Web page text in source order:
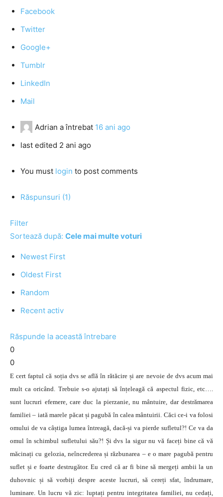
Facebook
Twitter
Google+
Tumblr
LinkedIn
Mail
Adrian a întrebat 16 ani ago
last edited 2 ani ago
You must login to post comments
Răspunsuri (1)
Filter
Sortează după: Cele mai multe voturi
Newest First
Oldest First
Random
Recent activ
Răspunde la această întrebare
0
0
E cert faptul că soția dvs se află în rătăcire și are nevoie de dvs acum mai
mult ca oricând. Trebuie s-o ajutați să înțeleagă că aspectul fizic, etc….
sunt lucruri efemere, care duc la pierzanie, nu mântuire, dar destrămarea
familiei – iată marele păcat și pagubă în calea mântuirii. Căci ce-i va folosi
omului de va câștiga lumea întreagă, dacă-și va pierde sufletul?! Ce va da
omul în schimbul sufletului său?! Și dvs la sigur nu vă faceți bine că vă
măcinați cu gelozia, neîncrederea și răzbunarea – e o mare pagubă pentru
suflet și e foarte destrugător. Eu cred că ar fi bine să mergeți ambii la un
duhovnic și să vorbiți despre aceste lucruri, să cereți sfat, îndrumare,
luminare. Un lucru vă zic: luptați pentru integritatea familiei, nu cedați,